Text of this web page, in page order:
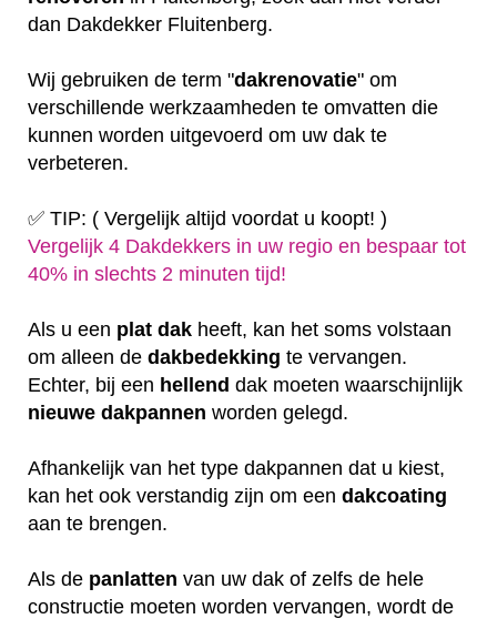
dan Dakdekker Fluitenberg.
Wij gebruiken de term "dakrenovatie" om
verschillende werkzaamheden te omvatten die
kunnen worden uitgevoerd om uw dak te
verbeteren.
✅ TIP: ( Vergelijk altijd voordat u koopt! )
Vergelijk 4 Dakdekkers in uw regio en bespaar tot
40% in slechts 2 minuten tijd!
Als u een plat dak heeft, kan het soms volstaan
om alleen de dakbedekking te vervangen.
Echter, bij een hellend dak moeten waarschijnlijk
nieuwe dakpannen worden gelegd.
Afhankelijk van het type dakpannen dat u kiest,
kan het ook verstandig zijn om een dakcoating
aan te brengen.
Als de panlatten van uw dak of zelfs de hele
constructie moeten worden vervangen, wordt de